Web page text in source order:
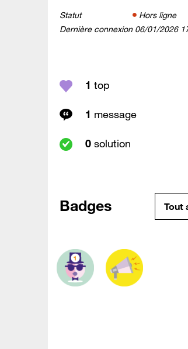
Statut
Hors ligne
Dernière connexion ‎06/01/2026
1 top
1 message
0 solution
Badges Tout